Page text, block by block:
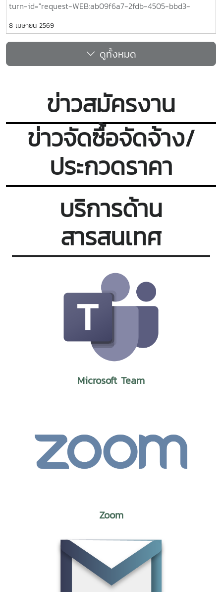
turn-id="request-WEB:ab09f6a7-2fdb-4505-bbd3-
data-scroll-anchor="true" data-turn="assistant">วันแรก
ของพิธีพระราชทานปริญญาบัตร ครั้งที่ 48 (ปีการศึกษา 2567–
2568)เมื่อวันที่ 16 กุมภาพันธ์ 2569 วิทยาลัยนานาชาติ นำโดย ผู้
ช่วยศาสตราจารย์ ดร.วินิตรา ลีลาพัฒนะ รองคณบดี พร้อมด้วย
คณาจารย์ และบุคลากรสายสนับสนุน ได้ร่วมส่งบัณฑิตไปยังสำนัก
บริหารและพัฒนาวิชาการ เพื่อดำเนินการขึ้นทะเบียนบัณฑิตอย่าง
เป็นทางการ โดยบัณฑิตจะเข้ารับพระราชทานปริญญาบัตรในวันที่
18 กุมภาพันธ์ 2569 วิทยาลัยนานาชาติ มหาวิทยาลัยแม่โจ้ ขอ
แสดงความยินดีกับบัณฑิตรุ่นปี 2568 อย่างสุดซึ้ง รู้สึกภาคภูมิใจ
ในความสำเร็จของบัณฑิตทุกคน และขออวยพรให้ประสบความ
สำเร็จอย่างต่อเนื่องในเส้นทางอนาคตต่อไป
8 เมษายน 2569
ดูทั้งหมด
ข่าวสมัครงาน
ข่าวจัดซื้อจัดจ้าง/
ประกวดราคา
บริการด้าน
สารสนเทศ
Microsoft Team
Zoom